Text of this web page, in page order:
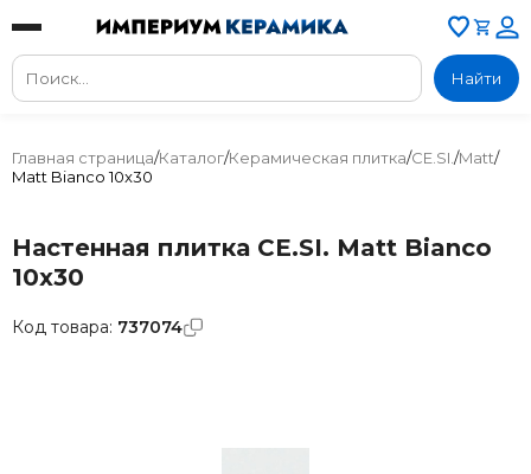
Найти
Главная страница/Каталог/Керамическая плитка/CE.SI. /Matt/
Matt Bianco 10x30
Настенная плитка CE.SI. Matt Bianco
10x30
Код товара: 737074